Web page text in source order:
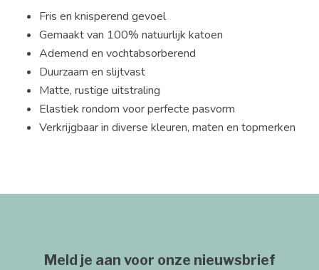
Fris en knisperend gevoel
Gemaakt van 100% natuurlijk katoen
Ademend en vochtabsorberend
Duurzaam en slijtvast
Matte, rustige uitstraling
Elastiek rondom voor perfecte pasvorm
Verkrijgbaar in diverse kleuren, maten en topmerken
Meld je aan voor onze nieuwsbrief